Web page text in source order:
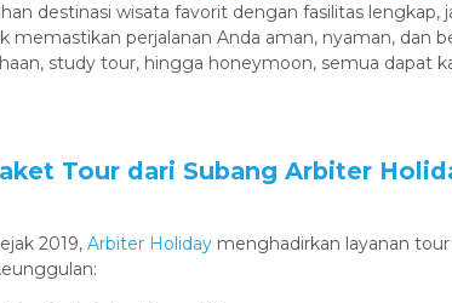
destinasi wisata favorit dengan fasilitas lengkap,
memastikan perjalanan Anda aman, nyaman, dan
study tour, hingga honeymoon, semua dapat
Tour dari Subang Arbiter
2019, Arbiter Holiday menghadirkan layanan